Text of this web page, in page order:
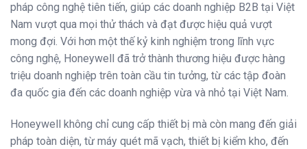
pháp công nghệ tiên tiến, giúp các doanh nghiệp B2B tại Việt
Nam vượt qua mọi thử thách và đạt được hiệu quả vượt
mong đợi. Với hơn một thế kỷ kinh nghiệm trong lĩnh vực
công nghệ, Honeywell đã trở thành thương hiệu được hàng
triệu doanh nghiệp trên toàn cầu tin tưởng, từ các tập đoàn
đa quốc gia đến các doanh nghiệp vừa và nhỏ tại Việt Nam.
Honeywell không chỉ cung cấp thiết bị mà còn mang đến giải
pháp toàn diện, từ máy quét mã vạch, thiết bị kiểm kho, đến